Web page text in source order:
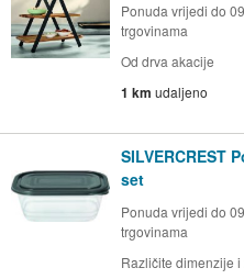
Ponuda vrijedi do
trgovinama
Od drva akacije
1 km udaljeno
SILVERCREST
set
Ponuda vrijedi do
trgovinama
Različite dimenzije